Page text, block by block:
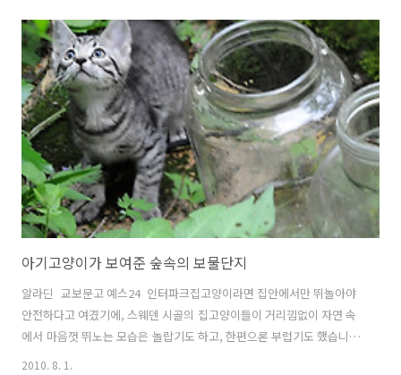
과 오래 가는 인연을 맺고 싶습니다. 무표정한 사각 얼굴로 큰 웃음을 주
었던 티벳여우. 사람들의 입에 오르내린 지 꽤 오랜 시간이 지났지만, 아
직도 회자되는 것을 보면 묘한 매력의 동물인데요, 그 티벳여우 못지 않
게 무표정한 길고양이를 유럽 고양이 여행 중에 만났습니다. 제가 곁에
있거나 말거나 무심한 표정으로 저를 바라보던 길고양이입니다. ..
아기고양이가 보여준 숲속의 보물단지
알라딘 교보문고 예스24 인터파크집고양이라면 집안에서만 뛰놀아야
안전하다고 여겼기에, 스웨덴 시골의 집고양이들이 거리낌없이 자연 속
에서 마음껏 뛰노는 모습은 놀랍기도 하고, 한편으론 부럽기도 했습니
다. 아무도 간섭할 사람이 없으니, 어린 고양이들은 드넓은 숲속에서 자
2010. 8. 1.